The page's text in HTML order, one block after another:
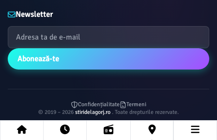
Newsletter
Abonează-te
Confidențialitate
Termeni
© 2019 – 2026 stiridelagorj.ro . Toate drepturile rezervate.